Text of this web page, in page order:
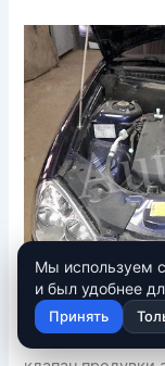
Двигатель 16
Мы используем
и был удобнее
Принять